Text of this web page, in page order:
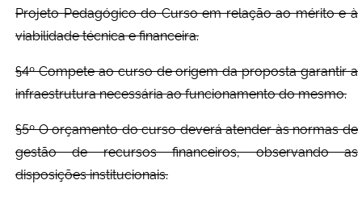
Projeto Pedagógico do Curso em relação ao mérito e à
viabilidade técnica e financeira.
§4º Compete ao curso de origem da proposta garantir a
infraestrutura necessária ao funcionamento do mesmo.
§5º O orçamento do curso deverá atender às normas de
gestão de recursos financeiros, observando as
disposições institucionais.